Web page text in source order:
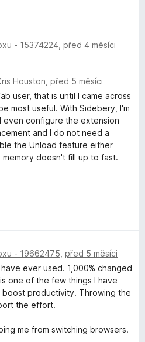
- 15374224 před 4 měsíci
Houston před 5 měsíci
user, that is until I came across
most useful. With Sidebery, I'm
even configure the extension
and I do not need a
the Unload feature either
doesn't fill up to fast.
Firefox's rather limited
- 19662475 před 5 měsíci
ever used. 1,000% changed
one of the few things I have
productivity. Throwing the
the effort.
me from switching browsers.